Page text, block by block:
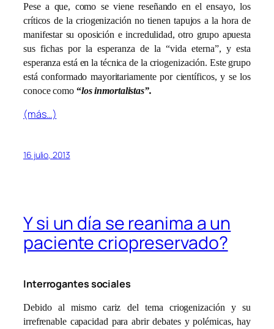
Pese a que, como se viene reseñando en el ensayo, los
críticos de la criogenización no tienen tapujos a la hora de
manifestar su oposición e incredulidad, otro grupo apuesta
sus fichas por la esperanza de la “vida eterna”, y esta
esperanza está en la técnica de la criogenización. Este grupo
está conformado mayoritariamente por científicos, y se los
conoce como “los inmortalistas”.
(más…)
16 julio, 2013
Y si un día se reanima a un
paciente criopreservado?
Interrogantes sociales
Debido al mismo cariz del tema criogenización y su
irrefrenable capacidad para abrir debates y polémicas, hay